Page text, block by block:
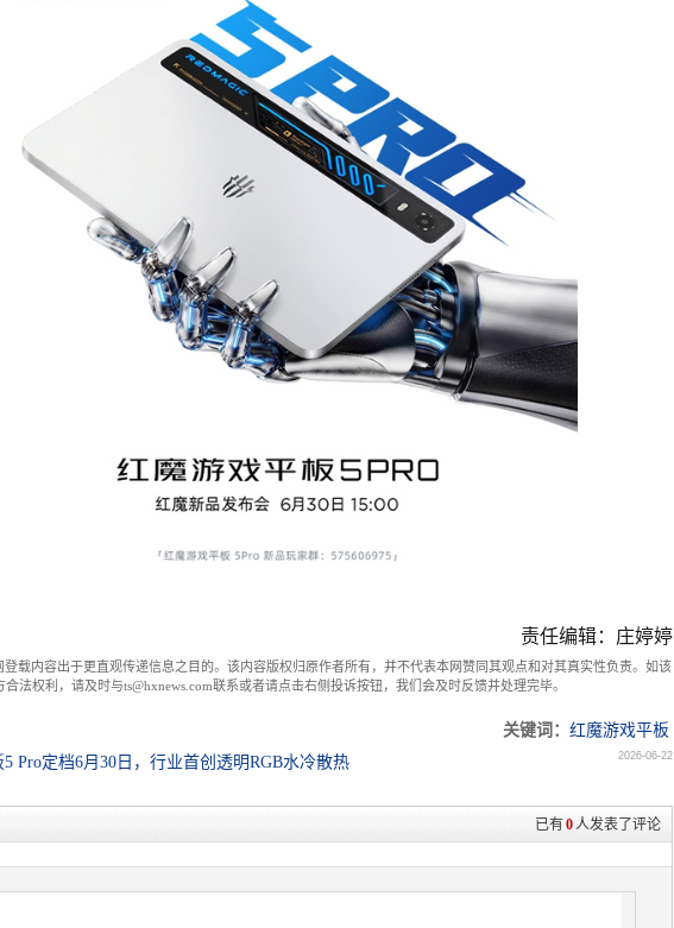
责任编辑：庄婷婷
登载内容出于更直观传递信息之目的。该内容版权归原作者所有，并不代表本网赞同其观点和对其真实性负责。如该
法权利，请及时与ts@hxnews.com联系或者请点击右侧投诉按钮，我们会及时反馈并处理完毕。
关键词： 红魔游戏平板
Pro定档6月30日，行业首创透明RGB水冷散热
2026-06-22
已有0 人发表了评论